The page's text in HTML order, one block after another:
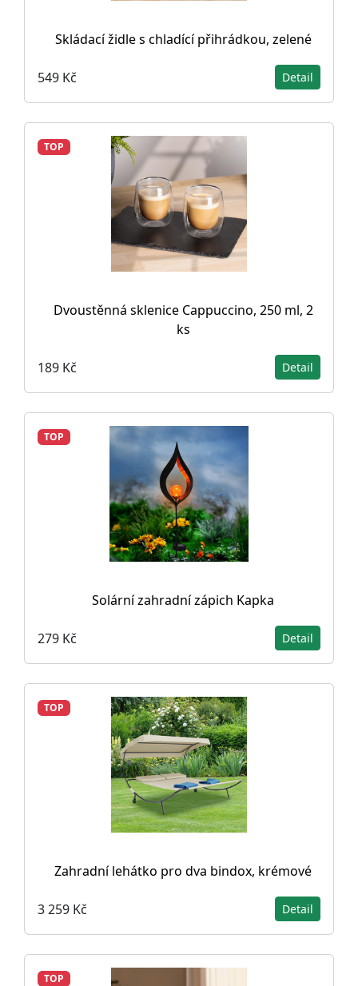
Skládací židle s chladící přihrádkou, zelené
549 Kč Detail
TOP
Dvoustěnná sklenice Cappuccino, 250 ml, 2
ks
189 Kč Detail
TOP
Solární zahradní zápich Kapka
279 Kč Detail
TOP
Zahradní lehátko pro dva bindox, krémové
3 259 Kč Detail
TOP